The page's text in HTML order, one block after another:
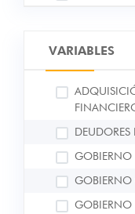
VARIABLES
GOBIERNO
GOBIERNO
GOBIERNO